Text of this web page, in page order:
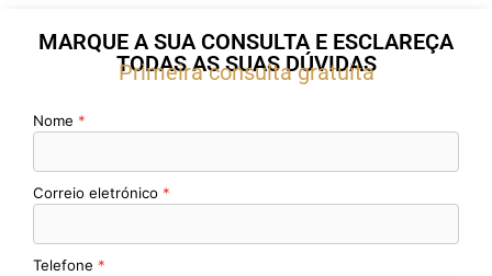
MARQUE A SUA CONSULTA E ESCLAREÇA
TODAS AS SUAS DÚVIDAS
Primeira consulta gratuita
Nome
Correio eletrónico
Telefone